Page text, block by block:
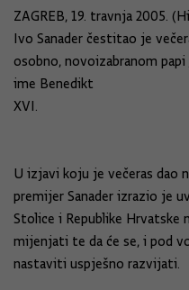
ZAGREB, 19. travnja 2005.
Ivo Sanader čestitao je
osobno, novoizabranom
ime Benedikt
XVI.
U izjavi koju je večeras dao
premijer Sanader izrazio je
Stolice i Republike Hrvatske
mijenjati te da će se, i pod
nastaviti uspješno razvijati.